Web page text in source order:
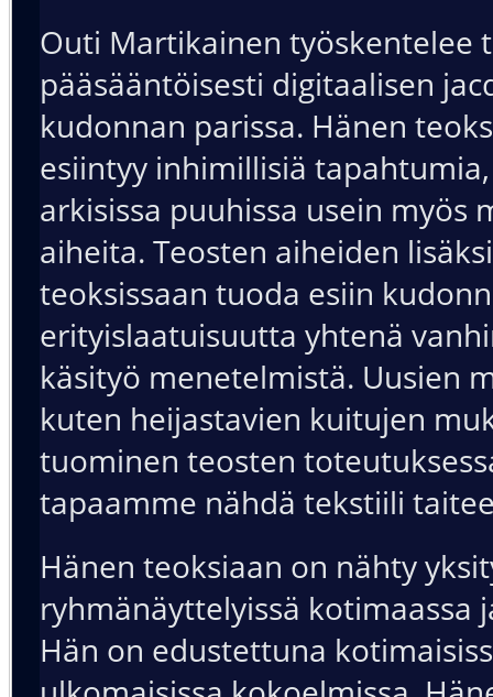
Outi Martikainen työskentelee
pääsääntöisesti digitaalisen
kudonnan parissa. Hänen
esiintyy inhimillisiä
arkisissa puuhissa usein myös
aiheita. Teosten aiheiden
teoksissaan tuoda esiin
erityislaatuisuutta yhtenä
käsityö menetelmistä. Uusien
kuten heijastavien kuitujen
tuominen teosten
tapaamme nähdä tekstiili
Hänen teoksiaan on nähty
ryhmänäyttelyissä kotimaassa
Hän on edustettuna